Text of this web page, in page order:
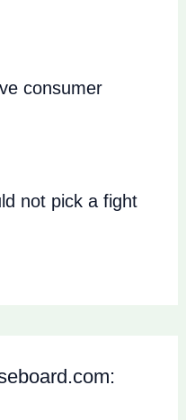
consumer
not pick a fight